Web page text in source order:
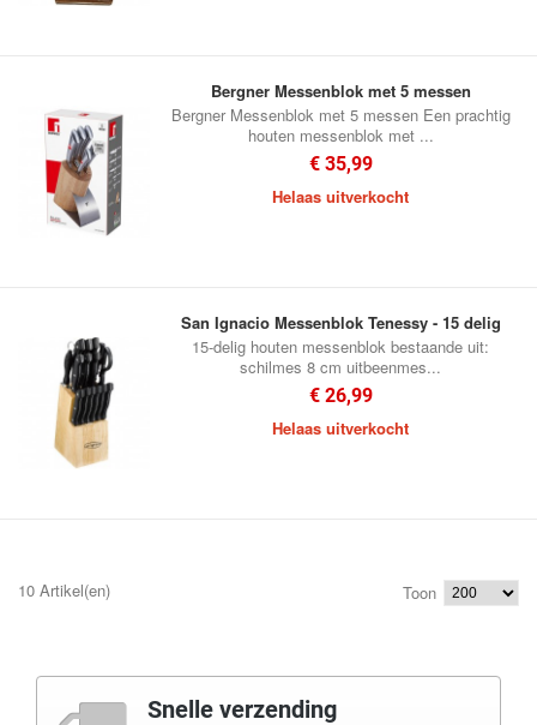
Bergner Messenblok met 5 messen
Bergner Messenblok met 5 messen Een prachtig
houten messenblok met ...
€ 35,99
Helaas uitverkocht
San Ignacio Messenblok Tenessy - 15 delig
15-delig houten messenblok bestaande uit:
schilmes 8 cm uitbeenmes...
€ 26,99
Helaas uitverkocht
10 Artikel(en) Toon
Snelle verzending